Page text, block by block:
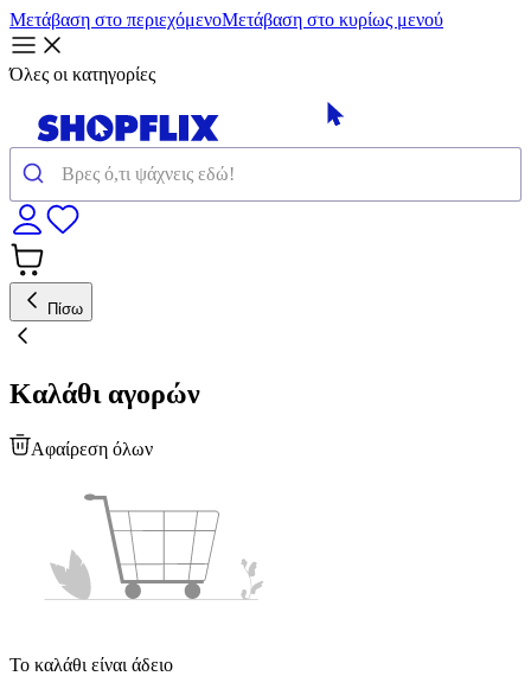
Μετάβαση στο περιεχόμενοΜετάβαση στο κυρίως μενού
Όλες οι κατηγορίες
Πίσω
Καλάθι αγορών
Αφαίρεση όλων
Το καλάθι είναι άδειο